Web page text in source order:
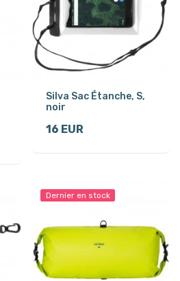
Silva Sac Étanche, S,
noir
16 EUR
Dernier en stock